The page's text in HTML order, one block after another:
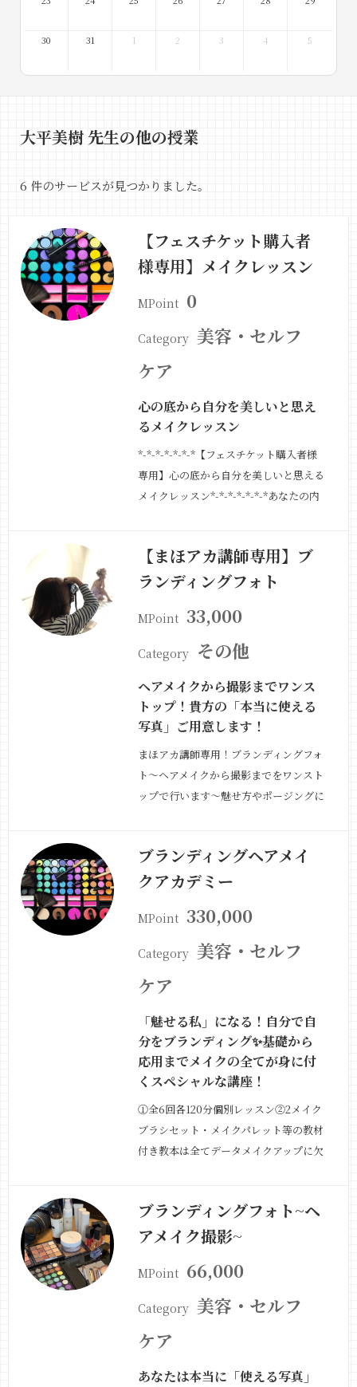
30 31 1 2 3 4 5
大平美樹 先生の他の授業
6 件のサービスが見つかりました。
【フェスチケット購入者
様専用】メイクレッスン
MPoint 0
Category 美容・セルフ
ケア
心の底から自分を美しいと思え
るメイクレッスン
*-*-*-*-*-*-*【フェスチケット購入者様
専用】心の底から自分を美しいと思える
メイクレッスン*-*-*-*-*-*-*あなたの内
スンは、外見を飾るだけでなく、心の中
に秘めた「本当の美しさ」を引き出すこ
【まほアカ講師専用】ブ
ランディングフォト
MPoint 33,000
Category その他
ヘアメイクから撮影までワンス
トップ！貴方の「本当に使える
写真」ご用意します！
まほアカ講師専用！ブランディングフォ
ト〜ヘアメイクから撮影までをワンスト
ップで行います〜魅せ方やポージングに
を志す方にピッタリです。まほアカ「講
師紹介」のアイコンやご自身のHP、
します（約50…続きを見る »
ブランディングヘアメイ
クアカデミー
MPoint 330,000
Category 美容・セルフ
ケア
「魅せる私」になる！自分で自
分をブランディング✨基礎から
応用までメイクの全てが身に付
くスペシャルな講座！
①全6回各120分個別レッスン②2メイク
ブラシセット・メイクパレット等の教材
付き教本は全てデータメイクアップに欠
プロ用メイクパレット等メイクレッスン
に必要なメイク用品を「教材」としてプ
持ちが… 続きを見る »
ブランディングフォト~ヘ
アメイク撮影~
MPoint 66,000
Category 美容・セルフ
ケア
あなたは本当に「使える写真」